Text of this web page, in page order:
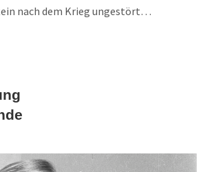
nach dem Krieg ungestört…